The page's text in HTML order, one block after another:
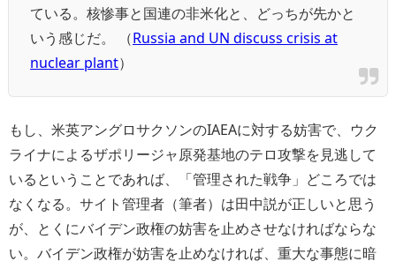
ている。核惨事と国連の非米化と、どっちが先かと
いう感じだ。 （Russia and UN discuss crisis at
nuclear plant）
もし、米英アングロサクソンのIAEAに対する妨害で、ウク
ライナによるザポリージャ原発基地のテロ攻撃を見逃して
いるということであれば、「管理された戦争」どころでは
なくなる。サイト管理者（筆者）は田中説が正しいと思う
が、とくにバイデン政権の妨害を止めさせなければならな
い。バイデン政権が妨害を止めなければ、重大な事態に暗